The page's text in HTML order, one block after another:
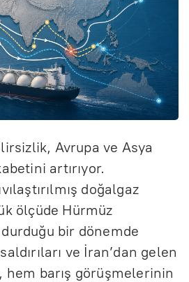
Avrupa ve Asya
artırıyor.
doğalgaz
ölçüde Hürmüz
durduğu bir dönemde
ve İran’dan gelen
barış görüşmelerinin